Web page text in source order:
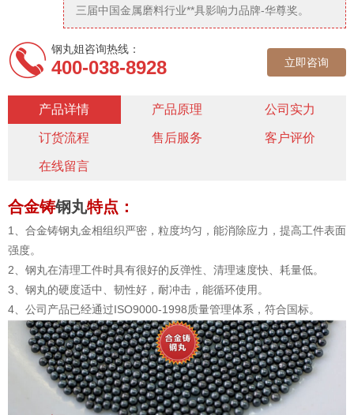
三届中国金属磨料行业**具影响力品牌-华尊奖。
钢丸姐咨询热线：
400-038-8928 立即咨询
产品详情 产品原理 公司实力
订货流程 售后服务 客户评价
在线留言
合金铸钢丸特点：
1、合金铸钢丸金相组织严密，粒度均匀，能消除应力，提高工件表面
强度。
2、钢丸在清理工件时具有很好的反弹性、清理速度快、耗量低。
3、钢丸的硬度适中、韧性好，耐冲击，能循环使用。
4、公司产品已经通过ISO9000-1998质量管理体系，符合国标。